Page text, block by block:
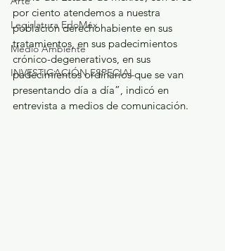
Legislatura EdoMéx
Medio Ambiente
INVESTIGACIÓN ESPECIAL
por ciento atendemos a nuestra
población derechohabiente en sus
tratamientos, en sus padecimientos
crónico-degenerativos, en sus
padecimientos ordinarios que se van
presentando día a día”, indicó en
entrevista a medios de comunicación.